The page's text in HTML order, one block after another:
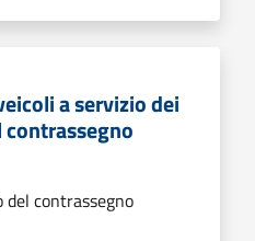
a servizio dei
del contrassegno